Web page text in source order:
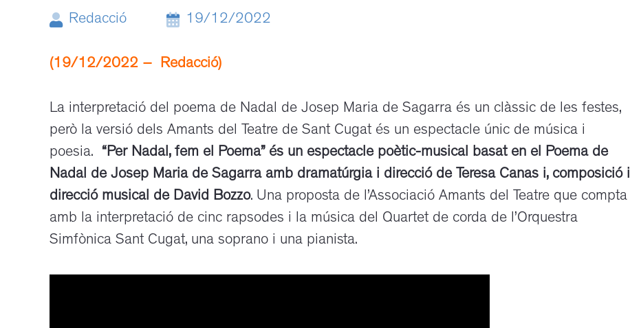
Redacció 19/12/2022
(19/12/2022 – Redacció)
La interpretació del poema de Nadal de Josep Maria de Sagarra és un clàssic de les festes,
però la versió dels Amants del Teatre de Sant Cugat és un espectacle únic de música i
poesia. “Per Nadal, fem el Poema” és un espectacle poètic-musical basat en el Poema de
Nadal de Josep Maria de Sagarra amb dramatúrgia i direcció de Teresa Canas i, composició i
direcció musical de David Bozzo. Una proposta de l’Associació Amants del Teatre que compta
amb la interpretació de cinc rapsodes i la música del Quartet de corda de l’Orquestra
Simfònica Sant Cugat, una soprano i una pianista.